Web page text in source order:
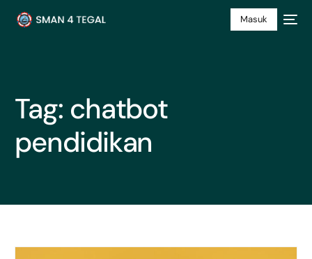
Masuk
Tag: chatbot
pendidikan